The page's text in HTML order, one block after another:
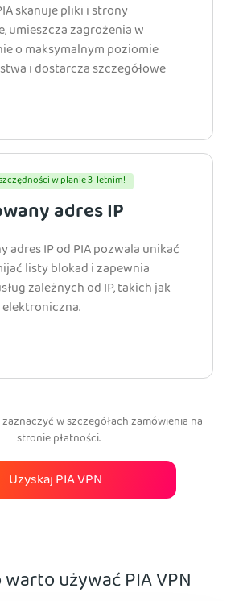
skanuje pliki i strony
umieszcza zagrożenia w
o maksymalnym poziomie
i dostarcza szczegółowe
w planie 3-letnim!
adres IP
adres IP od PIA pozwala unikać
listy blokad i zapewnia
zależnych od IP, takich jak
w szczegółach zamówienia na
stronie płatności.
Uzyskaj PIA VPN
używać PIA VPN